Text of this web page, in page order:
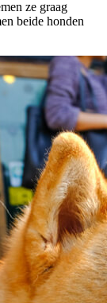
ze graag
beide honden